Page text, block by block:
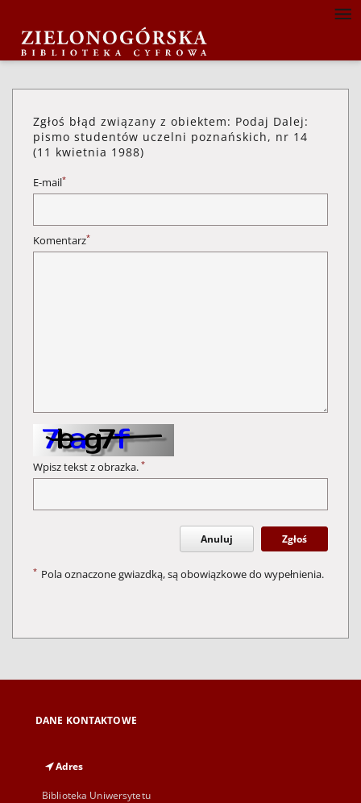
Zgłoś błąd związany z obiektem: Podaj Dalej:
pismo studentów uczelni poznańskich, nr 14
(11 kwietnia 1988)
E-mail*
Komentarz*
Wpisz tekst z obrazka. *
Anuluj Zgłoś
* Pola oznaczone gwiazdką, są obowiązkowe do wypełnienia.
DANE KONTAKTOWE
Adres
Biblioteka Uniwersytetu